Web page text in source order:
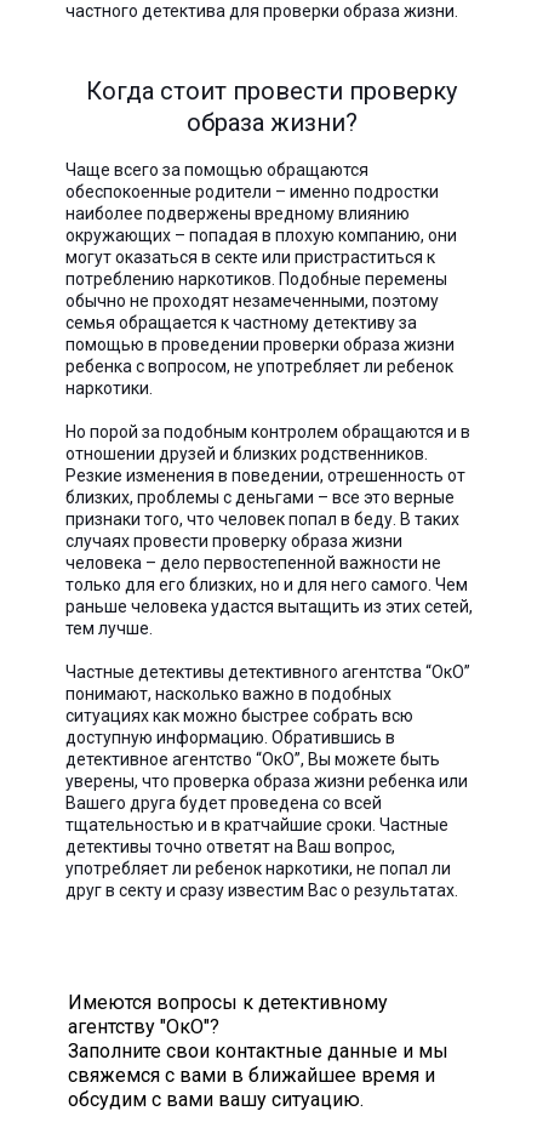
частного детектива для проверки образа жизни.
Когда стоит провести проверку
образа жизни?
Чаще всего за помощью обращаются
обеспокоенные родители – именно подростки
наиболее подвержены вредному влиянию
окружающих – попадая в плохую компанию, они
могут оказаться в секте или пристраститься к
потреблению наркотиков. Подобные перемены
обычно не проходят незамеченными, поэтому
семья обращается к частному детективу за
помощью в проведении проверки образа жизни
ребенка с вопросом, не употребляет ли ребенок
наркотики.
Но порой за подобным контролем обращаются и в
отношении друзей и близких родственников.
Резкие изменения в поведении, отрешенность от
близких, проблемы с деньгами – все это верные
признаки того, что человек попал в беду. В таких
случаях провести проверку образа жизни
человека – дело первостепенной важности не
только для его близких, но и для него самого. Чем
раньше человека удастся вытащить из этих сетей,
тем лучше.
Частные детективы детективного агентства “ОкО”
понимают, насколько важно в подобных
ситуациях как можно быстрее собрать всю
доступную информацию. Обратившись в
детективное агентство “ОкО”, Вы можете быть
уверены, что проверка образа жизни ребенка или
Вашего друга будет проведена со всей
тщательностью и в кратчайшие сроки. Частные
детективы точно ответят на Ваш вопрос,
употребляет ли ребенок наркотики, не попал ли
друг в секту и сразу известим Вас о результатах.
Имеются вопросы к детективному
агентству "ОкО"?
Заполните свои контактные данные и мы
свяжемся с вами в ближайшее время и
обсудим с вами вашу ситуацию.